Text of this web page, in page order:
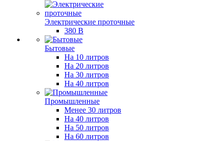
Электрические проточные
380 В
Бытовые
На 10 литров
На 20 литров
На 30 литров
На 40 литров
Промышленные
Менее 30 литров
На 40 литров
На 50 литров
На 60 литров